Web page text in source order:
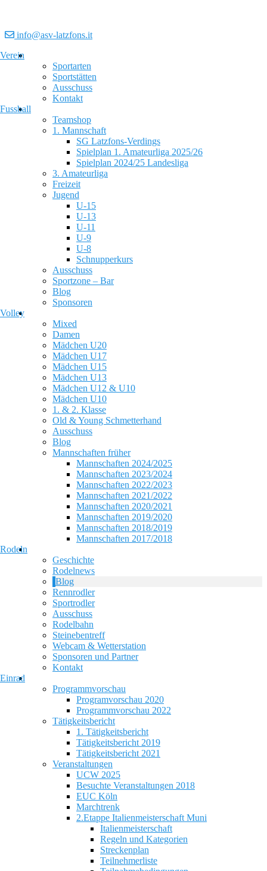
info@asv-latzfons.it
Verein
Sportarten
Sportstätten
Ausschuss
Kontakt
Fussball
Teamshop
1. Mannschaft
SG Latzfons-Verdings
Spielplan 1. Amateurliga 2025/26
Spielplan 2024/25 Landesliga
3. Amateurliga
Freizeit
Jugend
U-15
U-13
U-11
U-9
U-8
Schnupperkurs
Ausschuss
Sportzone – Bar
Blog
Sponsoren
Volley
Mixed
Damen
Mädchen U20
Mädchen U17
Mädchen U15
Mädchen U13
Mädchen U12 & U10
Mädchen U10
1. & 2. Klasse
Old & Young Schmetterhand
Ausschuss
Blog
Mannschaften früher
Mannschaften 2024/2025
Mannschaften 2023/2024
Mannschaften 2022/2023
Mannschaften 2021/2022
Mannschaften 2020/2021
Mannschaften 2019/2020
Mannschaften 2018/2019
Mannschaften 2017/2018
Rodeln
Geschichte
Rodelnews
Blog
Rennrodler
Sportrodler
Ausschuss
Rodelbahn
Steinebentreff
Webcam & Wetterstation
Sponsoren und Partner
Kontakt
Einrad
Programmvorschau
Programvorschau 2020
Programmvorschau 2022
Tätigkeitsbericht
1. Tätigkeitsbericht
Tätigkeitsbericht 2019
Tätigkeitsbericht 2021
Veranstaltungen
UCW 2025
Besuchte Veranstaltungen 2018
EUC Köln
Marchtrenk
2.Etappe Italienmeisterschaft Muni
Italienmeisterschaft
Regeln und Kategorien
Streckenplan
Teilnehmerliste